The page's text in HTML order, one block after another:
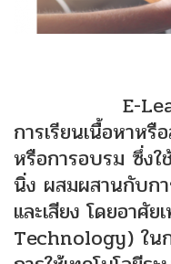
E-
การเรียนเนื้อหาห
หรือการอบรม ซึ่ง
นิ่ง ผสมผสานกับก
และเสียง โดยอาศั
Technology) ใน